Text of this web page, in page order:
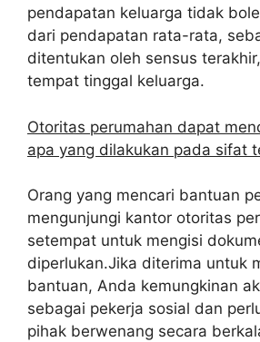
pendapatan keluarga tidak
dari pendapatan rata-rata,
ditentukan oleh sensus
tempat tinggal keluarga.
Otoritas perumahan dapat
apa yang dilakukan pada sifat
Orang yang mencari bantuan
mengunjungi kantor otoritas
setempat untuk mengisi
diperlukan.Jika diterima untuk
bantuan, Anda kemungkinan
sebagai pekerja sosial dan
pihak berwenang secara